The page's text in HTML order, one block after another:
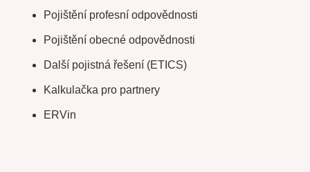
Pojištění profesní odpovědnosti
Pojištění obecné odpovědnosti
Další pojistná řešení (ETICS)
Kalkulačka pro partnery
ERVin